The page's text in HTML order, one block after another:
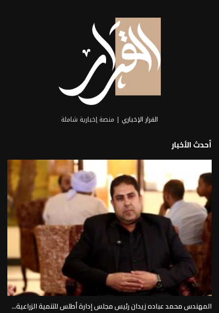
القرار الإخباري | منصة إخبارية شاملة
أحدث الأخبار
المهندس محمد عباده زيدان رئيس مجلس إدارة أطلس للتنمية الزراعية...